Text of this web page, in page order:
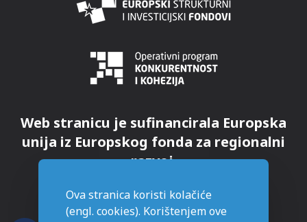
Web stranicu je sufinancirala Europska
unija iz Europskog fonda za regionalni
razvoj.
Ova stranica koristi kolačiće
(engl. cookies). Korištenjem ove